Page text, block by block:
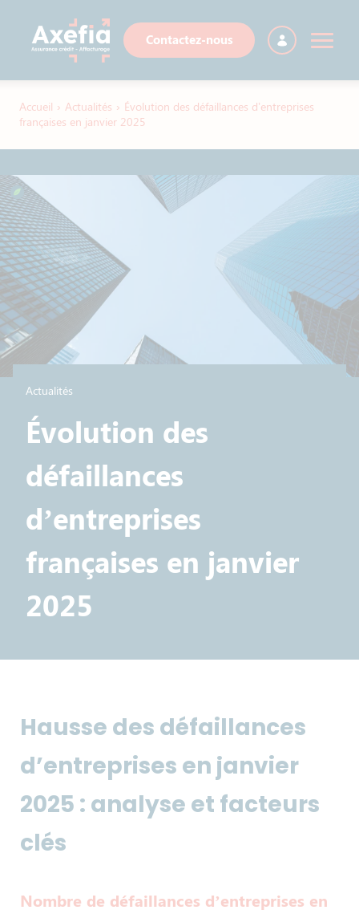
Contactez-nous
Accueil › Actualités › Évolution des défaillances d’entreprises
françaises en janvier 2025
Actualités
Évolution des
défaillances
d’entreprises
françaises en janvier
2025
Hausse des défaillances
d’entreprises en janvier
2025 : analyse et facteurs
clés
Nombre de défaillances d’entreprises en